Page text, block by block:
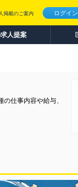
ログイン
掲載のご案内
人提案
仕事内容や給与、